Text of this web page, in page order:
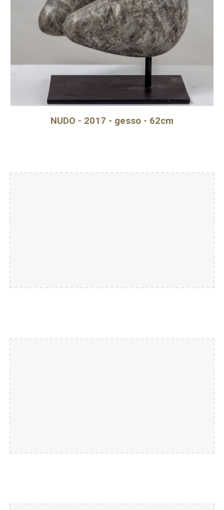
NUDO - 2017 - gesso - 62cm